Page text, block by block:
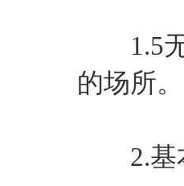
1.5无
的场所。
2.基